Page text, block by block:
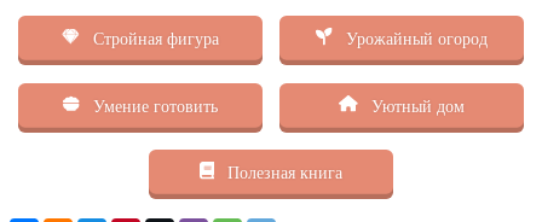
Стройная фигура Урожайный огород
Умение готовить Уютный дом
Полезная книга